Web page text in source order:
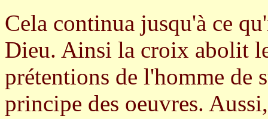
Cela continua jusqu'à ce
Dieu. Ainsi la croix abolit
prétentions de l'homme de
principe des oeuvres.